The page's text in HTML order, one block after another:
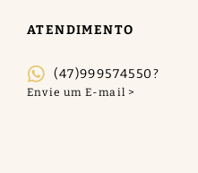
ATENDIMENTO
(47)999574550?